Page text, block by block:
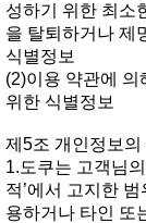
성하기위한최소
을탈퇴하거나제
식별정보
(2)이용약관에
위한식별정보
제5조개인정보
1.도쿠는고객님
적’에서고지한
용하거나타인또